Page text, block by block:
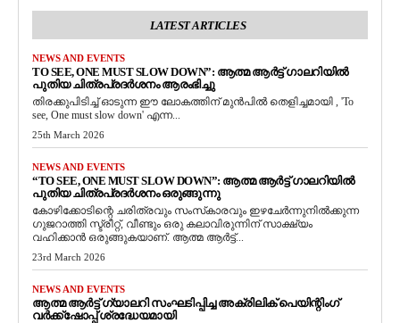
LATEST ARTICLES
NEWS AND EVENTS
TO SEE, ONE MUST SLOW DOWN”: ആത്മ ആർട്ട് ഗാലറിയിൽ
പുതിയ ചിത്രപ്രദർശനം ആരംഭിച്ചു
തിരക്കുപിടിച്ച് ഓടുന്ന ഈ ലോകത്തിന് മുൻപിൽ തെളിച്ചമായി , 'To
see, One must slow down' എന്ന...
25th March 2026
NEWS AND EVENTS
“TO SEE, ONE MUST SLOW DOWN”: ആത്മ ആർട്ട് ഗാലറിയിൽ
പുതിയ ചിത്രപ്രദർശനം ഒരുങ്ങുന്നു
കോഴിക്കോടിന്റെ ചരിത്രവും സംസ്‌കാരവും ഇഴചേർന്നുനിൽക്കുന്ന
ഗുജറാത്തി സ്ട്രീറ്റ്, വീണ്ടും ഒരു കലാവിരുന്നിന് സാക്ഷ്യം
വഹിക്കാൻ ഒരുങ്ങുകയാണ്. ആത്മ ആർട്ട്...
23rd March 2026
NEWS AND EVENTS
ആത്മ ആർട്ട് ഗ്യാലറി സംഘടിപ്പിച്ച അക്രിലിക് പെയിന്റിംഗ്
വർക്ക്‌ഷോപ്പ് ശ്രദ്ധേയമായി